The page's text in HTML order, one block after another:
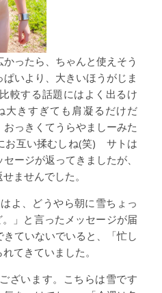
ったら、ちゃんと使えそう
いより、大きいほうがじま
較する話題にはよく出るけ
大きすぎても肩凝るだけだ
っきくてうらやましーみた
お互い揉むしね(笑) サトは
ージが返ってきましたが、
ませんでした。
よ、どうやら朝に雪ちょっ
」と言ったメッセージが届
ていないでいると、「忙し
てきていました。
ざいます。こちらは雪です